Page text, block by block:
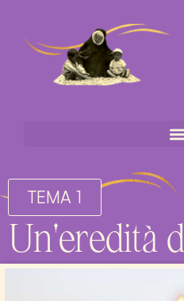
TEMA 1
Un'eredità